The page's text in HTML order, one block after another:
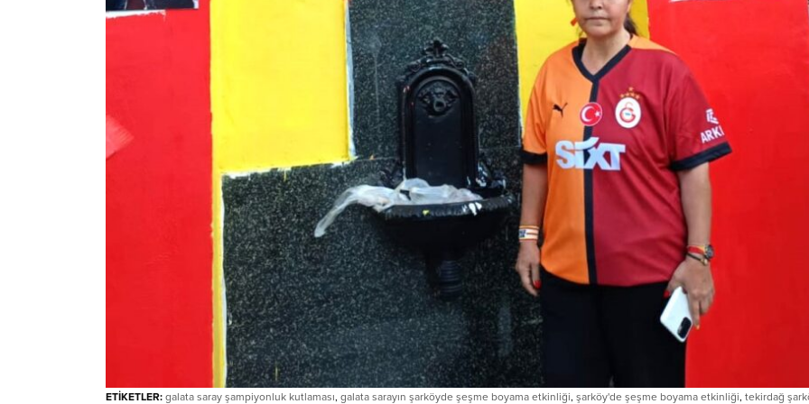
ETİKETLER: galata saray şampiyonluk kutlaması, galata sarayın şarköyde şeşme boyama etkinliği, şarköy'de şeşme boyama etkinliği, tekirdağ